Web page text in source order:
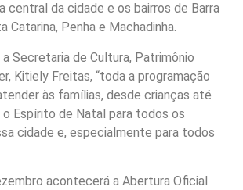
central da cidade e os bairros de Barra
Catarina, Penha e Machadinha.
Secretaria de Cultura, Patrimônio
Kitiely Freitas, “toda a programação
às famílias, desde crianças até
o Espírito de Natal para todos os
cidade e, especialmente para todos
acontecerá a Abertura Oficial